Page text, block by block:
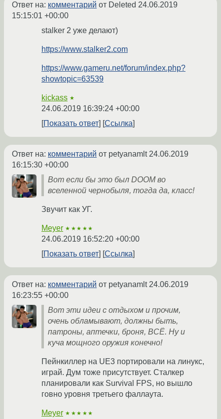
Ответ на: комментарий от Deleted 24.06.2019
15:15:01 +00:00
stalker 2 уже делают)
https://www.stalker2.com
https://www.gameru.net/forum/index.php?
showtopic=63539
kickass ★
24.06.2019 16:39:24 +00:00
Показать ответ
Ссылка
Ответ на: комментарий от petyanamlt24.06.2019
16:15:30 +00:00
Вот если бы это был DOOM во
вселенной чернобыля, тогда да, класс!
Звучит как УГ.
Meyer ★★★★★
24.06.2019 16:52:20 +00:00
Показать ответ
Ссылка
Ответ на: комментарий от petyanamlt24.06.2019
16:23:55 +00:00
Вот эти идеи с отдыхом и прочим,
очень обламывают, должны быть,
патроны, аптечки, броня, ВСЁ. Ну и
куча мощного оружия конечно!
Пейнкиллер на UE3 портировали на линукс,
играй. Дум тоже присутствует. Сталкер
планировали как Survival FPS, но вышло
говно уровня третьего фаллаута.
Meyer ★★★★★